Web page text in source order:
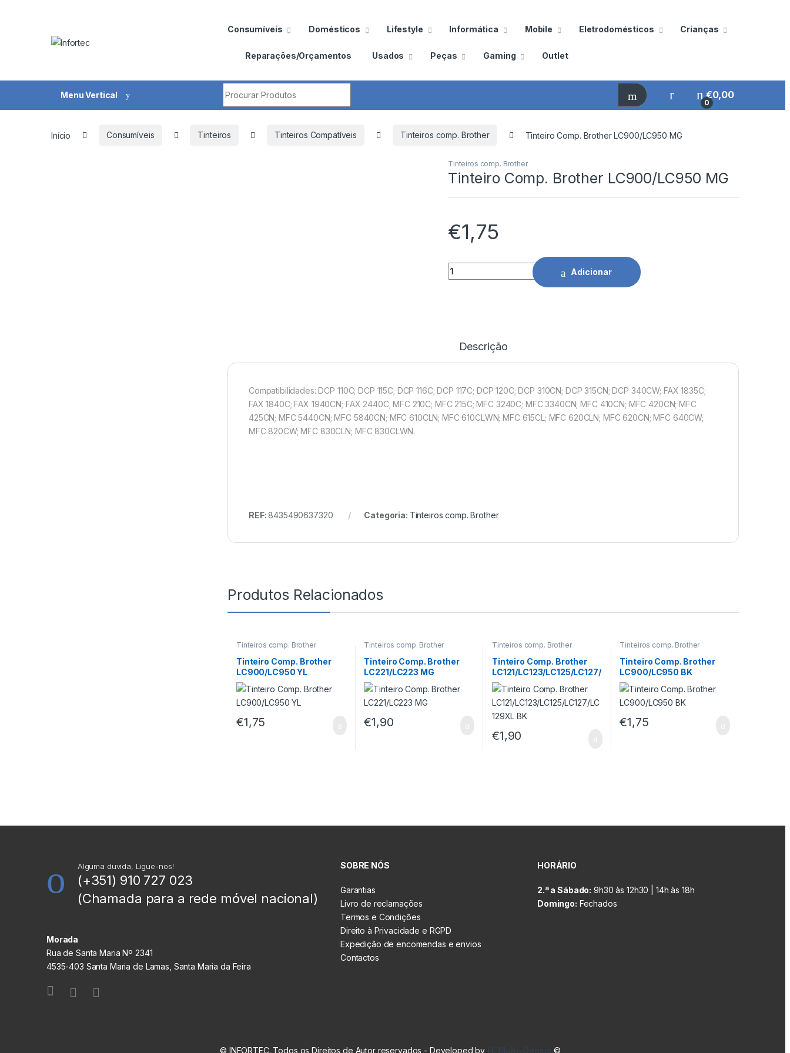
Consumíveis Domésticos Lifestyle Informática Mobile Eletrodomésticos Crianças
Reparações/Orçamentos Usados Peças Gaming Outlet
Menu Vertical
0
€0,00
Início Consumíveis Tinteiros Tinteiros Compatíveis Tinteiros comp. Brother Tinteiro Comp. Brother LC900/LC950 MG
Tinteiros comp. Brother
Tinteiro Comp. Brother LC900/LC950 MG
€1,75
Tinteiro Comp. Brother LC900/LC950 MG quantidade
Adicionar
Descrição
Compatibilidades: DCP 110C; DCP 115C; DCP 116C; DCP 117C; DCP 120C; DCP 310CN; DCP 315CN; DCP 340CW; FAX 1835C;
FAX 1840C; FAX 1940CN; FAX 2440C; MFC 210C; MFC 215C; MFC 3240C; MFC 3340CN; MFC 410CN; MFC 420CN; MFC
425CN; MFC 5440CN; MFC 5840CN; MFC 610CLN; MFC 610CLWN; MFC 615CL; MFC 620CLN; MFC 620CN; MFC 640CW;
MFC 820CW; MFC 830CLN; MFC 830CLWN.
REF:8435490637320 Categoria: Tinteiros comp. Brother
Produtos Relacionados
Tinteiros comp. Brother
Tinteiro Comp. Brother
LC900/LC950 YL
€1,75
Tinteiros comp. Brother
Tinteiro Comp. Brother
LC221/LC223 MG
€1,90
Tinteiros comp. Brother
Tinteiro Comp. Brother
LC121/LC123/LC125/LC127/
LC129XL BK
€1,90
Tinteiros comp. Brother
Tinteiro Comp. Brother
LC900/LC950 BK
€1,75
Alguma duvida, Ligue-nos!
(+351) 910 727 023
(Chamada para a rede móvel nacional)
Morada
Rua de Santa Maria Nº 2341
4535-403 Santa Maria de Lamas, Santa Maria da Feira
SOBRE NÓS
Garantias
Livro de reclamações
Termos e Condições
Direito à Privacidade e RGPD
Expedição de encomendas e envios
Contactos
HORÁRIO
2.ª a Sábado: 9h30 às 12h30 | 14h às 18h
Domingo: Fechados
© INFORTEC. Todos os Direitos de Autor reservados - Developed by ©